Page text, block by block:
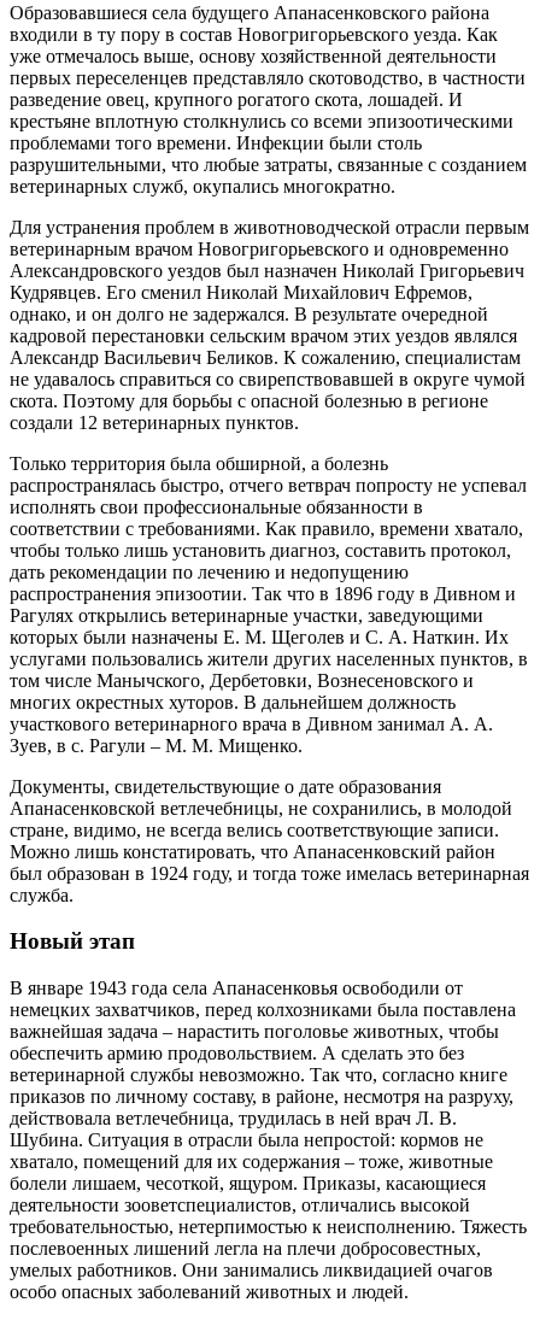
Образовавшиеся села будущего Апанасенковского района
входили в ту пору в состав Новогригорьевского уезда. Как
уже отмечалось выше, основу хозяйственной деятельности
первых переселенцев представляло скотоводство, в частности
разведение овец, крупного рогатого скота, лошадей. И
крестьяне вплотную столкнулись со всеми эпизоотическими
проблемами того времени. Инфекции были столь
разрушительными, что любые затраты, связанные с созданием
ветеринарных служб, окупались многократно.
Для устранения проблем в животноводческой отрасли первым
ветеринарным врачом Новогригорьевского и одновременно
Александровского уездов был назначен Николай Григорье­вич
Кудрявцев. Его сменил Николай Михайлович Ефремов,
однако, и он долго не задержался. В результате очередной
кадровой перестановки сельским врачом этих уездов являлся
Александр Васильевич Беликов. К сожалению, специалистам
не удавалось справиться со свирепствовавшей в округе чумой
скота. Поэтому для борьбы с опасной болезнью в регионе
создали 12 ветеринарных пунктов.
Только территория была обширной, а болезнь
распространялась быстро, отчего ветврач попросту не успевал
исполнять свои профессиональные обязанности в
соответствии с требованиями. Как правило, времени хватало,
чтобы только лишь установить диагноз, составить протокол,
дать рекомендации по лечению и недопущению
распространения эпизоотии. Так что в 1896 году в Дивном и
Рагулях открылись ветеринарные участки, заведующими
которых были назначены Е. М. Щеголев и С. А. Наткин. Их
услугами пользовались жители других населенных пунктов, в
том числе Манычского, Дербетовки, Вознесеновского и
многих окрестных хуторов. В дальнейшем должность
участкового ветеринарного врача в Дивном занимал А. А.
Зуев, в с. Рагули – ​М. М. Мищенко.
Документы, свидетельствующие о дате образования
Апанасенковской ветлечебницы, не сохранились, в молодой
стране, видимо, не всегда велись соответствующие записи.
Можно лишь констатировать, что Апанасенковский район
был образован в 1924 году, и тогда тоже имелась ветеринарная
служба.
Новый этап
В январе 1943 года села Апанасенковья освободили от
немецких захватчиков, перед колхозниками была поставлена
важнейшая задача – ​нарастить поголовье животных, чтобы
обеспечить армию продовольствием. А сделать это без
ветеринарной службы невозможно. Так что, согласно книге
приказов по личному составу, в районе, несмотря на разруху,
действовала ветлечебница, трудилась в ней врач Л. В.
Шубина. Ситуация в отрасли была непростой: кормов не
хватало, помещений для их содержания – ​тоже, животные
болели лишаем, чесоткой, ящуром. Приказы, касаю­щиеся
деятельности зооветспециалистов, отличались высокой
требовательностью, нетерпи­мостью к неисполнению. Тяжесть
послевоенных лишений легла на плечи добросовестных,
умелых работников. Они занимались ликвидацией очагов
особо опасных заболеваний животных и людей.